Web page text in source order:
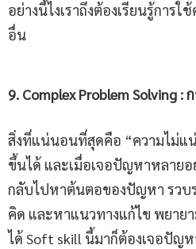
อย่างนี้ไงเราถึงต้องเรียนรู้การ
อื่น
9. Complex Problem Solving :
สิ่งที่แน่นอนที่สุดคือ “ความไม่แ
ขึ้นได้ และเมื่อเจอปัญหาหลาย
กลับไปหาต้นตอของปัญหา รวบ
คิด และหาแนวทางแก้ไข พยาย
ได้ Soft skill นี้มาก็ต้องเจอปัญ